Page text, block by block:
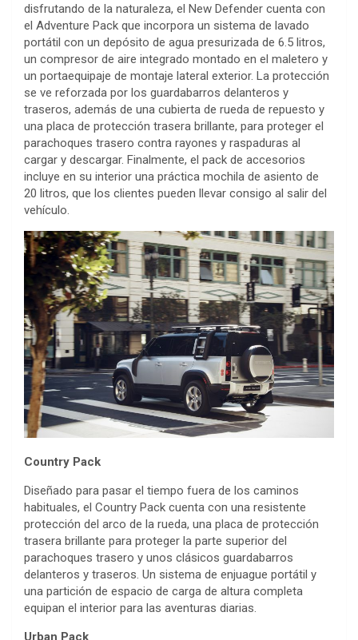
disfrutando de la naturaleza, el New Defender cuenta con
el Adventure Pack que incorpora un sistema de lavado
portátil con un depósito de agua presurizada de 6.5 litros,
un compresor de aire integrado montado en el maletero y
un portaequipaje de montaje lateral exterior. La protección
se ve reforzada por los guardabarros delanteros y
traseros, además de una cubierta de rueda de repuesto y
una placa de protección trasera brillante, para proteger el
parachoques trasero contra rayones y raspaduras al
cargar y descargar. Finalmente, el pack de accesorios
incluye en su interior una práctica mochila de asiento de
20 litros, que los clientes pueden llevar consigo al salir del
vehículo.
Country Pack
Diseñado para pasar el tiempo fuera de los caminos
habituales, el Country Pack cuenta con una resistente
protección del arco de la rueda, una placa de protección
trasera brillante para proteger la parte superior del
parachoques trasero y unos clásicos guardabarros
delanteros y traseros. Un sistema de enjuague portátil y
una partición de espacio de carga de altura completa
equipan el interior para las aventuras diarias.
Urban Pack